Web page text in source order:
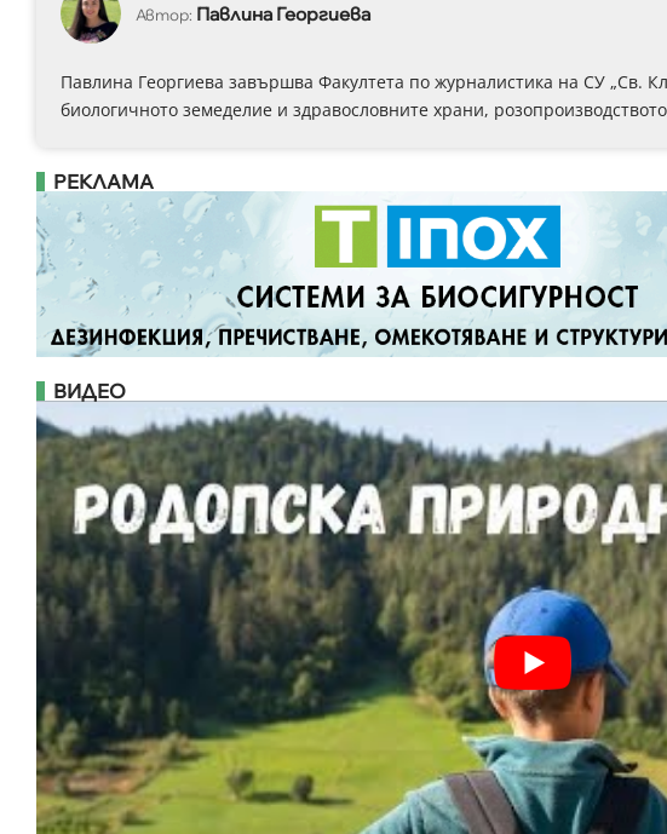
Автор: Павлина Георгиева
Павлина Георгиева завършва Факултета по журналистика на СУ „Св.
биологичното земеделие и здравословните храни,
РЕКЛАМА
ВИДЕО